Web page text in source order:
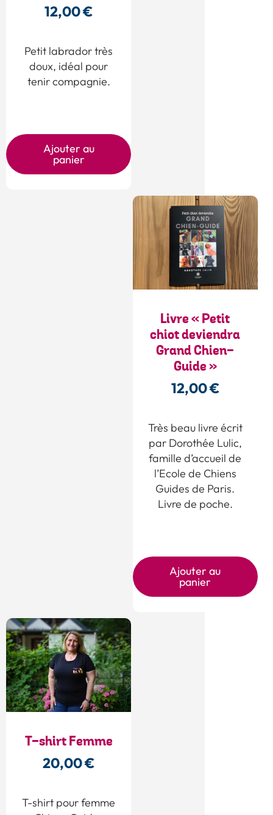
12,00€
Petit labrador très
doux, idéal pour
tenir compagnie.
Ajouter au
panier
Livre « Petit
chiot deviendra
Grand Chien-
Guide »
12,00€
Très beau livre écrit
par Dorothée Lulic,
famille d’accueil de
l’Ecole de Chiens
Guides de Paris.
Livre de poche.
Ajouter au
panier
T-shirt Femme
20,00€
T-shirt pour femme